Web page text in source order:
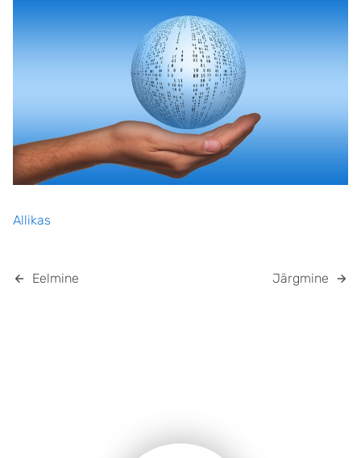
Allikas
Eelmine Järgmine